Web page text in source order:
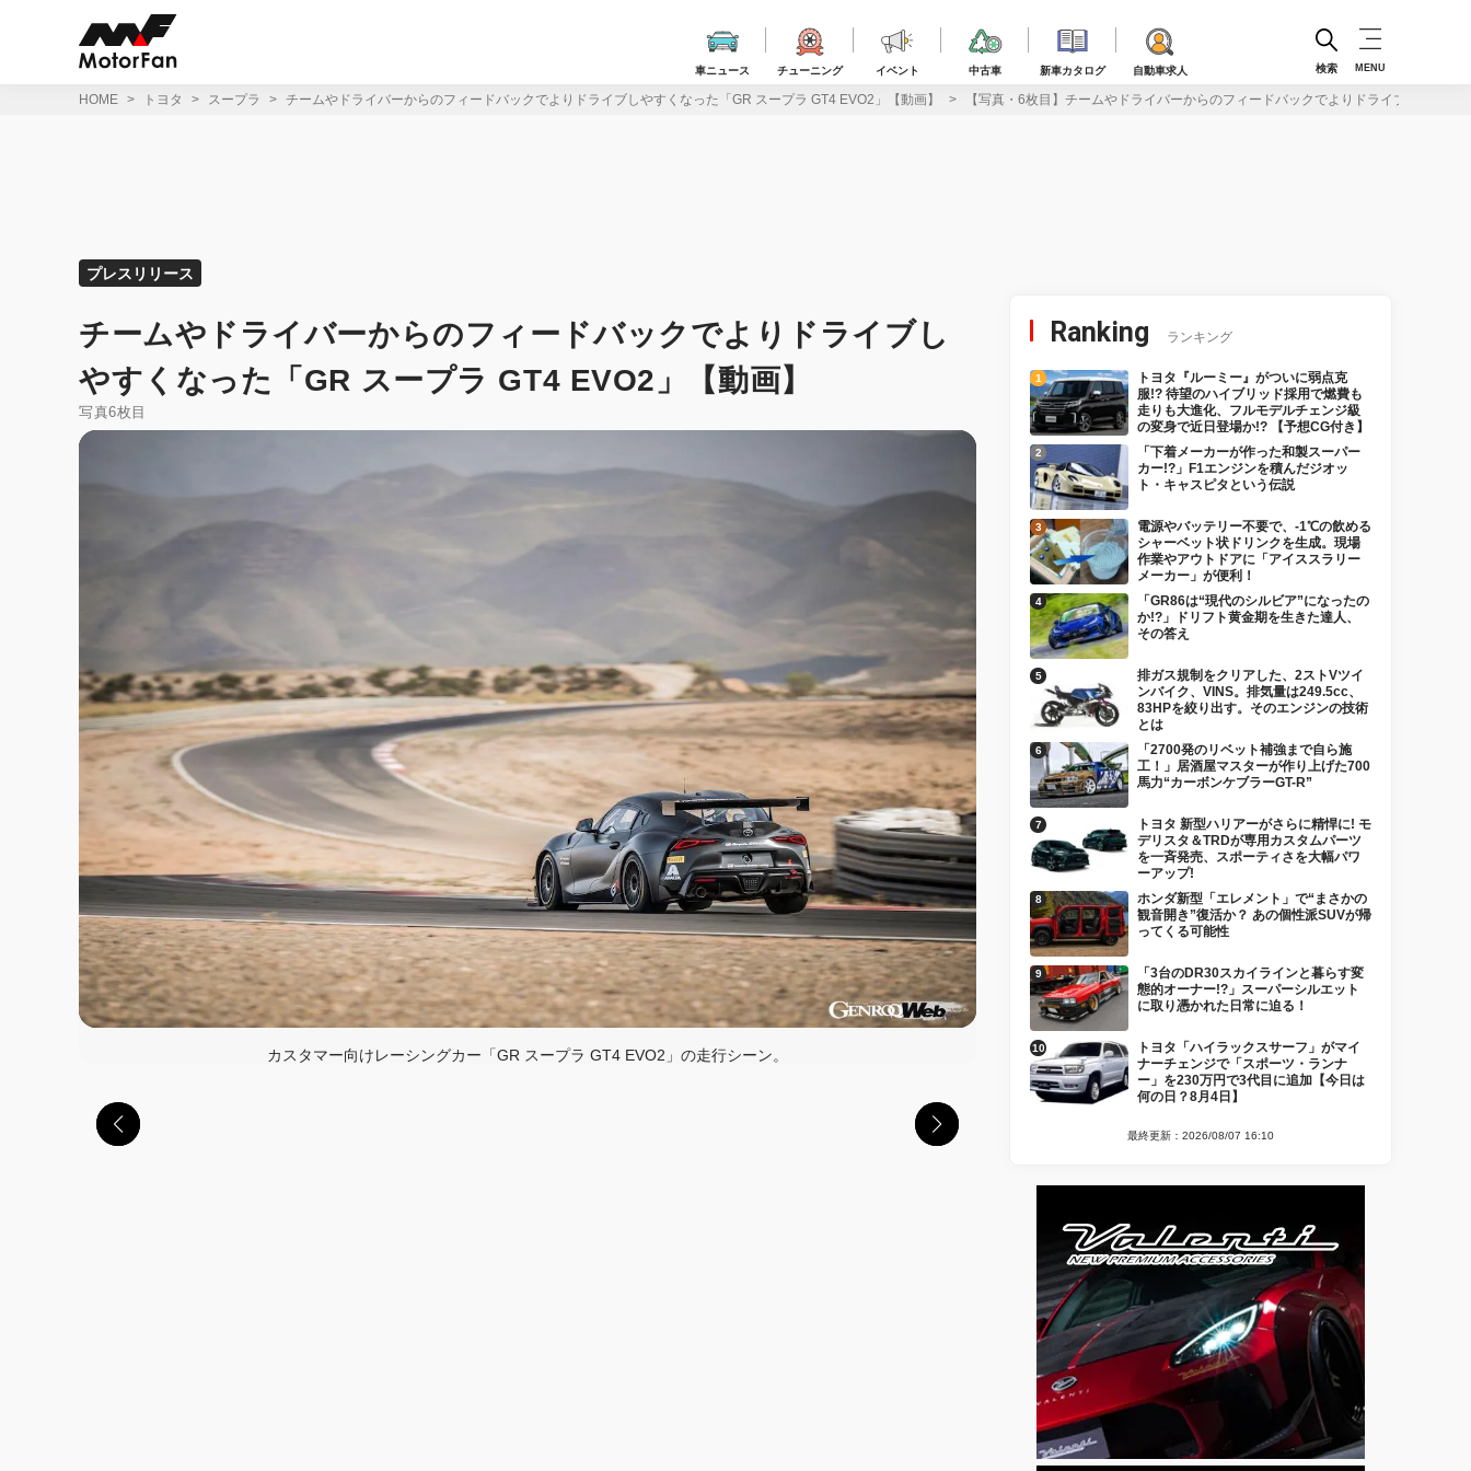
車ニュース チューニング イベント 中古車 新車カタログ 自動車求人 検索 MENU
HOME トヨタ スープラ チームやドライバーからのフィードバックでよりドライブしやすくなった「GR スープラ GT4 EVO2」【動画】 【写真・6枚目】チームやドライバーからのフィードバックでよりドライブしやすく
プレスリリース
チームやドライバーからのフィードバックでよりドライブし
やすくなった「GR スープラ GT4 EVO2」【動画】
写真6枚目
カスタマー向けレーシングカー「GR スープラ GT4 EVO2」の走行シーン。
Ranking ランキング
トヨタ『ルーミー』がついに弱点克
服!? 待望のハイブリッド採用で燃費も
走りも大進化、フルモデルチェンジ級
の変身で近日登場か!? 【予想CG付き】
「下着メーカーが作った和製スーパー
カー!?」F1エンジンを積んだジオッ
ト・キャスピタという伝説
電源やバッテリー不要で、-1℃の飲める
シャーベット状ドリンクを生成。現場
作業やアウトドアに「アイススラリー
メーカー」が便利！
「GR86は“現代のシルビア”になったの
か!?」ドリフト黄金期を生きた達人、
その答え
排ガス規制をクリアした、2ストVツイ
ンバイク、VINS。排気量は249.5cc、
83HPを絞り出す。そのエンジンの技術
とは
「2700発のリベット補強まで自ら施
工！」居酒屋マスターが作り上げた700
馬力“カーボンケブラーGT-R”
トヨタ 新型ハリアーがさらに精悍に! モ
デリスタ＆TRDが専用カスタムパーツ
を一斉発売、スポーティさを大幅パワ
ーアップ!
ホンダ新型「エレメント」で“まさかの
観音開き”復活か？ あの個性派SUVが帰
ってくる可能性
「3台のDR30スカイラインと暮らす変
態的オーナー!?」スーパーシルエット
に取り憑かれた日常に迫る！
トヨタ「ハイラックスサーフ」がマイ
ナーチェンジで「スポーツ・ランナ
ー」を230万円で3代目に追加【今日は
何の日？8月4日】
最終更新：2026/08/07 16:10